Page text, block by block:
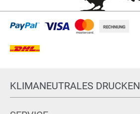
KLIMANEUTRALES DRUCKEN